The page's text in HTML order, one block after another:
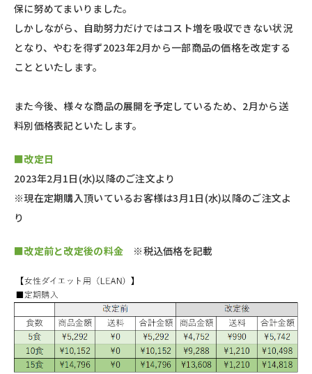
保に努めてまいりました。
しかしながら、自助努力だけではコスト増を吸収できない状況
となり、やむを得ず2023年2月から一部商品の価格を改定する
ことといたします。
また今後、様々な商品の展開を予定しているため、2月から送
料別価格表記といたします。
■改定日
2023年2月1日(水)以降のご注文より
※現在定期購入頂いているお客様は3月1日(水)以降のご注文よ
り
■改定前と改定後の料金 ※税込価格を記載